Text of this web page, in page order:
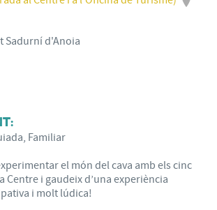
Sadurní d'Anoia
Familiar
el món del cava amb els cinc
Centre i gaudeix d’una experiència
i molt lúdica!